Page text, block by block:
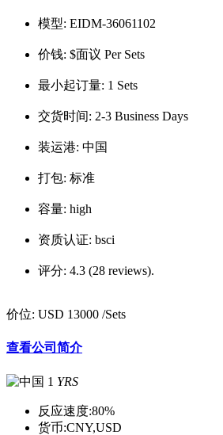
模型: EIDM-36061102
价钱: $面议 Per Sets
最小起订量: 1 Sets
交货时间: 2-3 Business Days
装运港: 中国
打包: 标准
容量: high
资质认证: bsci
评分: 4.3 (28 reviews).
价位: USD 13000 /Sets
查看公司简介
1 YRS
反应速度:80%
货币:CNY,USD